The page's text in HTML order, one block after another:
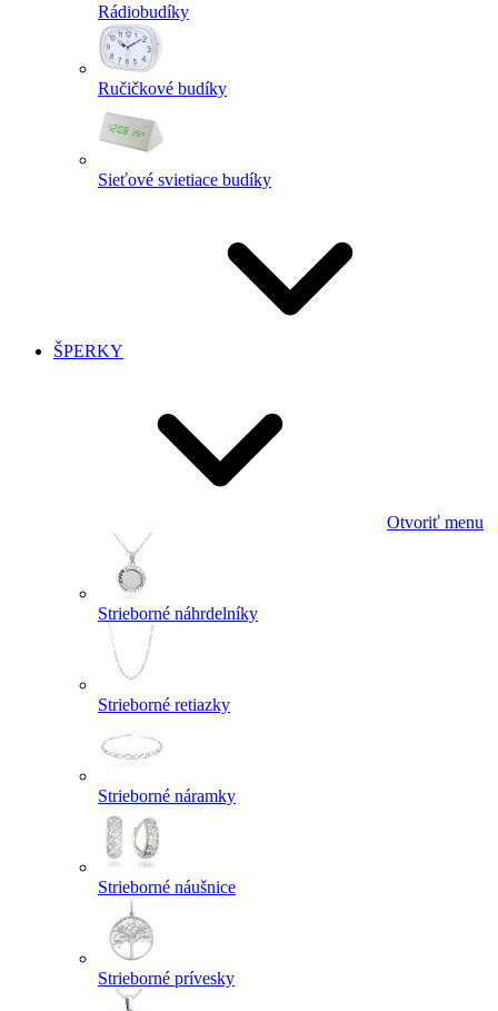
Rádiobudíky
Ručičkové budíky
Sieťové svietiace budíky
ŠPERKY
Otvoriť menu
Strieborné náhrdelníky
Strieborné retiazky
Strieborné náramky
Strieborné náušnice
Strieborné prívesky